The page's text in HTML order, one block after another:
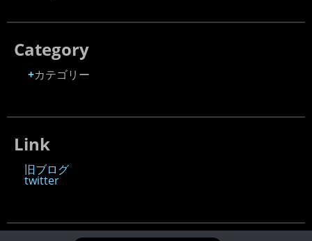
Category
カテゴリー
Link
旧ブログ
twitter